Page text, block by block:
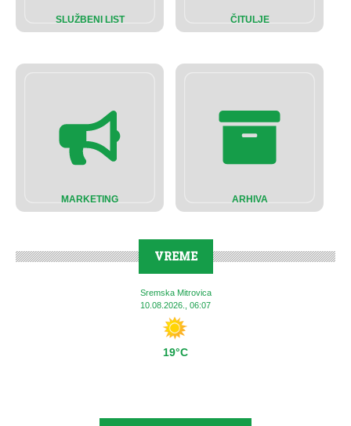
SLUŽBENI LIST ČITULJE
MARKETING ARHIVA
VREME
Sremska Mitrovica
10.08.2026., 06:07
19°C